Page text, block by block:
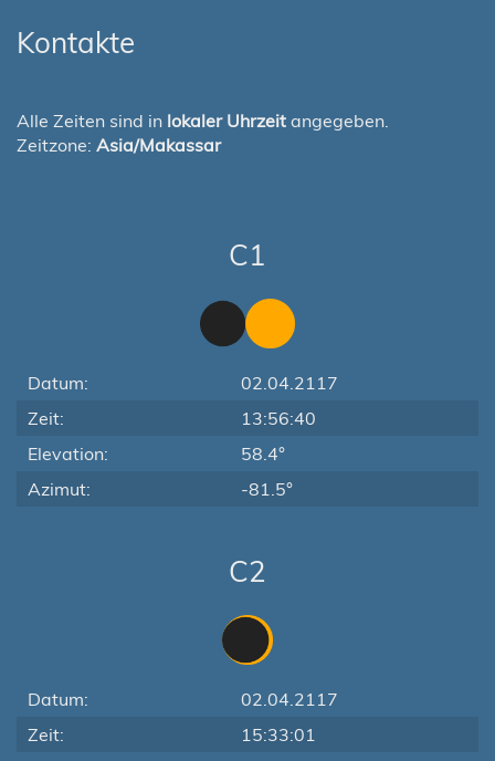
Kontakte
Alle Zeiten sind in lokaler Uhrzeit angegeben.
Zeitzone: Asia/Makassar
C1
Datum:
02.04.2117
Zeit:
13:56:40
Elevation:
58.4°
Azimut:
-81.5°
C2
Datum:
02.04.2117
Zeit:
15:33:01